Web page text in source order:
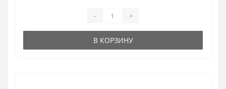
- +
В КОРЗИНУ